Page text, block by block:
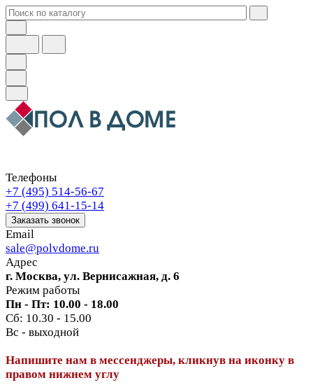
Телефоны
+7 (495) 514-56-67
+7 (499) 641-15-14
Заказать звонок
Email
sale@polvdome.ru
Адрес
г. Москва, ул. Вернисажная, д. 6
Режим работы
Пн - Пт: 10.00 - 18.00
Сб: 10.30 - 15.00
Вс - выходной
Напишите нам в мессенджеры, кликнув на иконку в
правом нижнем углу